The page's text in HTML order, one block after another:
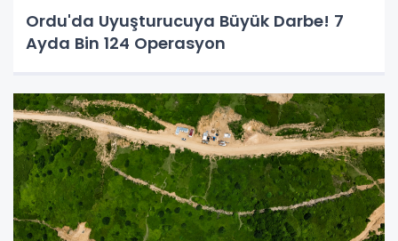
Ordu'da Uyuşturucuya Büyük Darbe! 7
Ayda Bin 124 Operasyon